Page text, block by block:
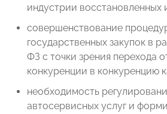
индустрии восстановленных
совершенствование
государственных закупок в
ФЗ с точки зрения перехода
конкуренции в конкуренцию
необходимость
автосервисных услуг и